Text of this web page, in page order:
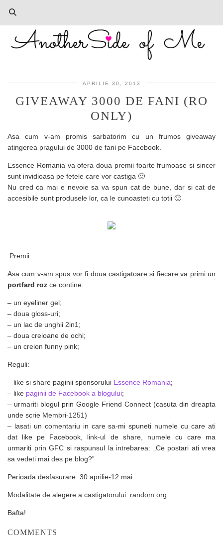
APRILIE 30, 2013
GIVEAWAY 3000 DE FANI (RO
ONLY)
Asa cum v-am promis sarbatorim cu un frumos giveaway
atingerea pragului de 3000 de fani pe Facebook.
Essence Romania va ofera doua premii foarte frumoase si sincer
sunt invidioasa pe fetele care vor castiga 🙂
Nu cred ca mai e nevoie sa va spun cat de bune, dar si cat de
accesibile sunt produsele lor, ca le cunoasteti cu totii 🙂
Premii:
Asa cum v-am spus vor fi doua castigatoare si fiecare va primi un
portfard roz ce contine:
– un eyeliner gel;
– doua gloss-uri;
– un lac de unghii 2in1;
– doua creioane de ochi;
– un creion funny pink;
Reguli:
– like si share paginii sponsorului Essence Romania;
– like paginii de Facebook a blogului;
– urmariti blogul prin Google Friend Connect (casuta din dreapta
unde scrie Membri-1251)
– lasati un comentariu in care sa-mi spuneti numele cu care ati
dat like pe Facebook, link-ul de share, numele cu care ma
urmariti prin GFC si raspunsul la intrebarea: „Ce postari ati vrea
sa vedeti mai des pe blog?”
Perioada desfasurare: 30 aprilie-12 mai
Modalitate de alegere a castigatorului: random.org
Bafta!
COMMENTS